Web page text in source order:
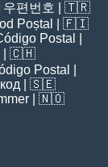
우편번호
| 🇹🇷
Poștal
| 🇫🇮
Postal
| 🇨🇭
Postal
| 🇸🇪
| 🇳🇴